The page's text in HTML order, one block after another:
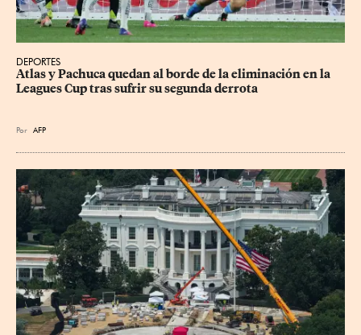
DEPORTES
Atlas y Pachuca quedan al borde de la eliminación en la
Leagues Cup tras sufrir su segunda derrota
Por AFP